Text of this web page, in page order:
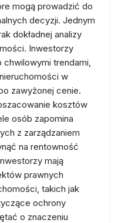
mogą prowadzić do
decyzji. Jednym
dokładnej analizy
Inwestorzy
chwilowymi trendami,
w
zawyżonej cenie.
kosztów
osób zapomina
z zarządzaniem
na rentowność
mają
prawnych
takich jak
ochrony
o znaczeniu